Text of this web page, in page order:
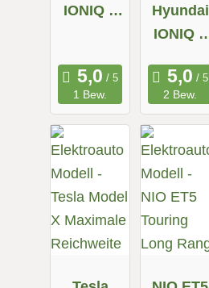
IONIQ 5
1 Bew.
Hyundai
IONIQ 5
Allrad
2 Bew.